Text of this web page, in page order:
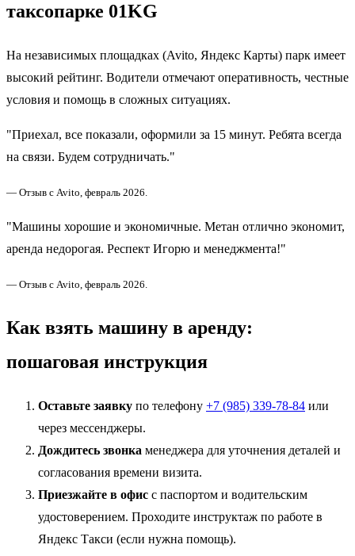
таксопарке 01KG
На независимых площадках (Avito, Яндекс Карты) парк имеет
высокий рейтинг. Водители отмечают оперативность, честные
условия и помощь в сложных ситуациях.
"Приехал, все показали, оформили за 15 минут. Ребята всегда
на связи. Будем сотрудничать."
— Отзыв с Avito, февраль 2026.
"Машины хорошие и экономичные. Метан отлично экономит,
аренда недорогая. Респект Игорю и менеджмента!"
— Отзыв с Avito, февраль 2026.
Как взять машину в аренду:
пошаговая инструкция
Оставьте заявку по телефону +7 (985) 339-78-84 или
через мессенджеры.
Дождитесь звонка менеджера для уточнения деталей и
согласования времени визита.
Приезжайте в офис с паспортом и водительским
удостоверением. Проходите инструктаж по работе в
Яндекс Такси (если нужна помощь).